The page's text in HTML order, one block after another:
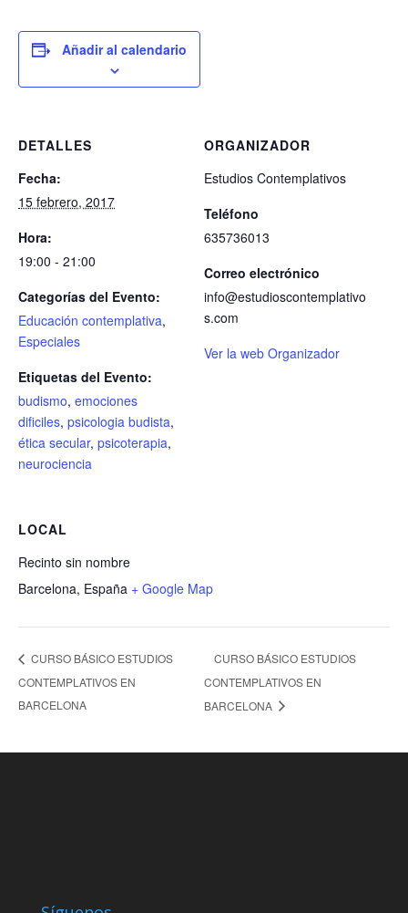
Añadir al calendario
DETALLES
Fecha:
15 febrero, 2017
Hora:
19:00 - 21:00
Categorías del Evento:
Educación contemplativa,
Especiales
Etiquetas del Evento:
budismo, emociones
dificiles, psicologia budista,
ética secular, psicoterapia,
neurociencia
ORGANIZADOR
Estudios Contemplativos
Teléfono
635736013
Correo electrónico
info@estudioscontemplativo
s.com
Ver la web Organizador
LOCAL
Recinto sin nombre
Barcelona, España + Google Map
CURSO BÁSICO ESTUDIOS
CONTEMPLATIVOS EN
BARCELONA
CURSO BÁSICO ESTUDIOS
CONTEMPLATIVOS EN
BARCELONA